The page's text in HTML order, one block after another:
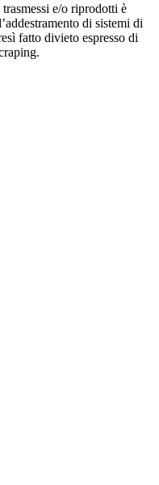
e/o riprodotti è
di sistemi di
fatto divieto espresso di